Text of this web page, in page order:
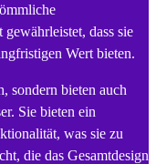
dass sie
Wert bieten.
sondern bieten auch
Sie bieten ein
was sie zu
die das Gesamtdesign